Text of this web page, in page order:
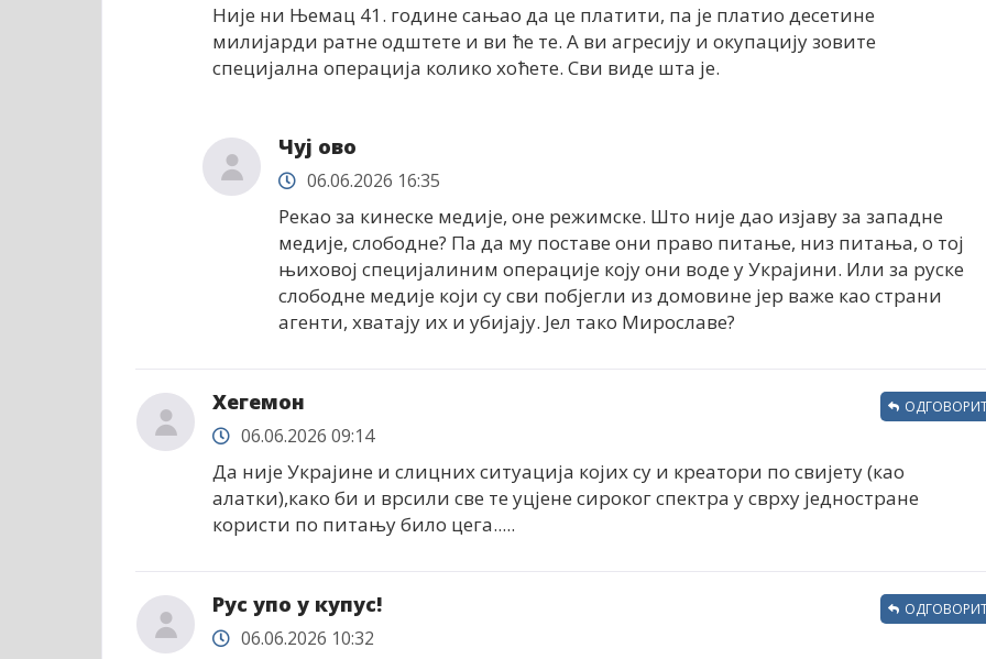
Није ни Њемац 41. године сањао да це платити, па је платио десетине
милијарди ратне одштете и ви ће те. А ви агресију и окупацију зовите
специјална операција колико хоћете. Сви виде шта је.
Чуј ово
06.06.2026 16:35
Рекао за кинеске медије, оне режимске. Што није дао изјаву за западне
медије, слободне? Па да му поставе они право питање, низ питања, о тој
њиховој специјалиним операције коју они воде у Украјини. Или за руске
слободне медије који су сви побјегли из домовине јер важе као страни
агенти, хватају их и убијају. Јел тако Мирославе?
Хегемон
06.06.2026 09:14
Да није Украјине и слицних ситуација којих су и креатори по свијету (као
алатки),како би и врсили све те уцјене сироког спектра у сврху једностране
користи по питању било цега.....
Рус упо у купус!
06.06.2026 10:32